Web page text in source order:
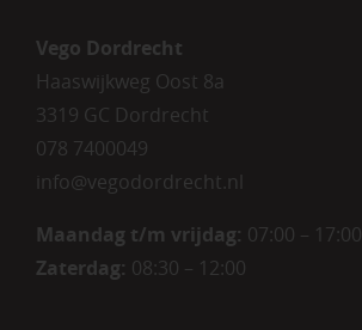
Vego Dordrecht
Haaswijkweg Oost 8a
3319 GC Dordrecht
078 7400049
info@vegodordrecht.nl
Maandag t/m vrijdag: 07:00 – 17:00
Zaterdag: 08:30 – 12:00